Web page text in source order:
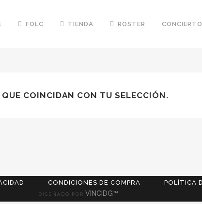
FOLC TIENDA ROSTER
COINCIDAN CON TU SELECCIÓN.
CONDICIONES DE COMPRA POLÍTICA
DISEÑADO POR VINCIDG™